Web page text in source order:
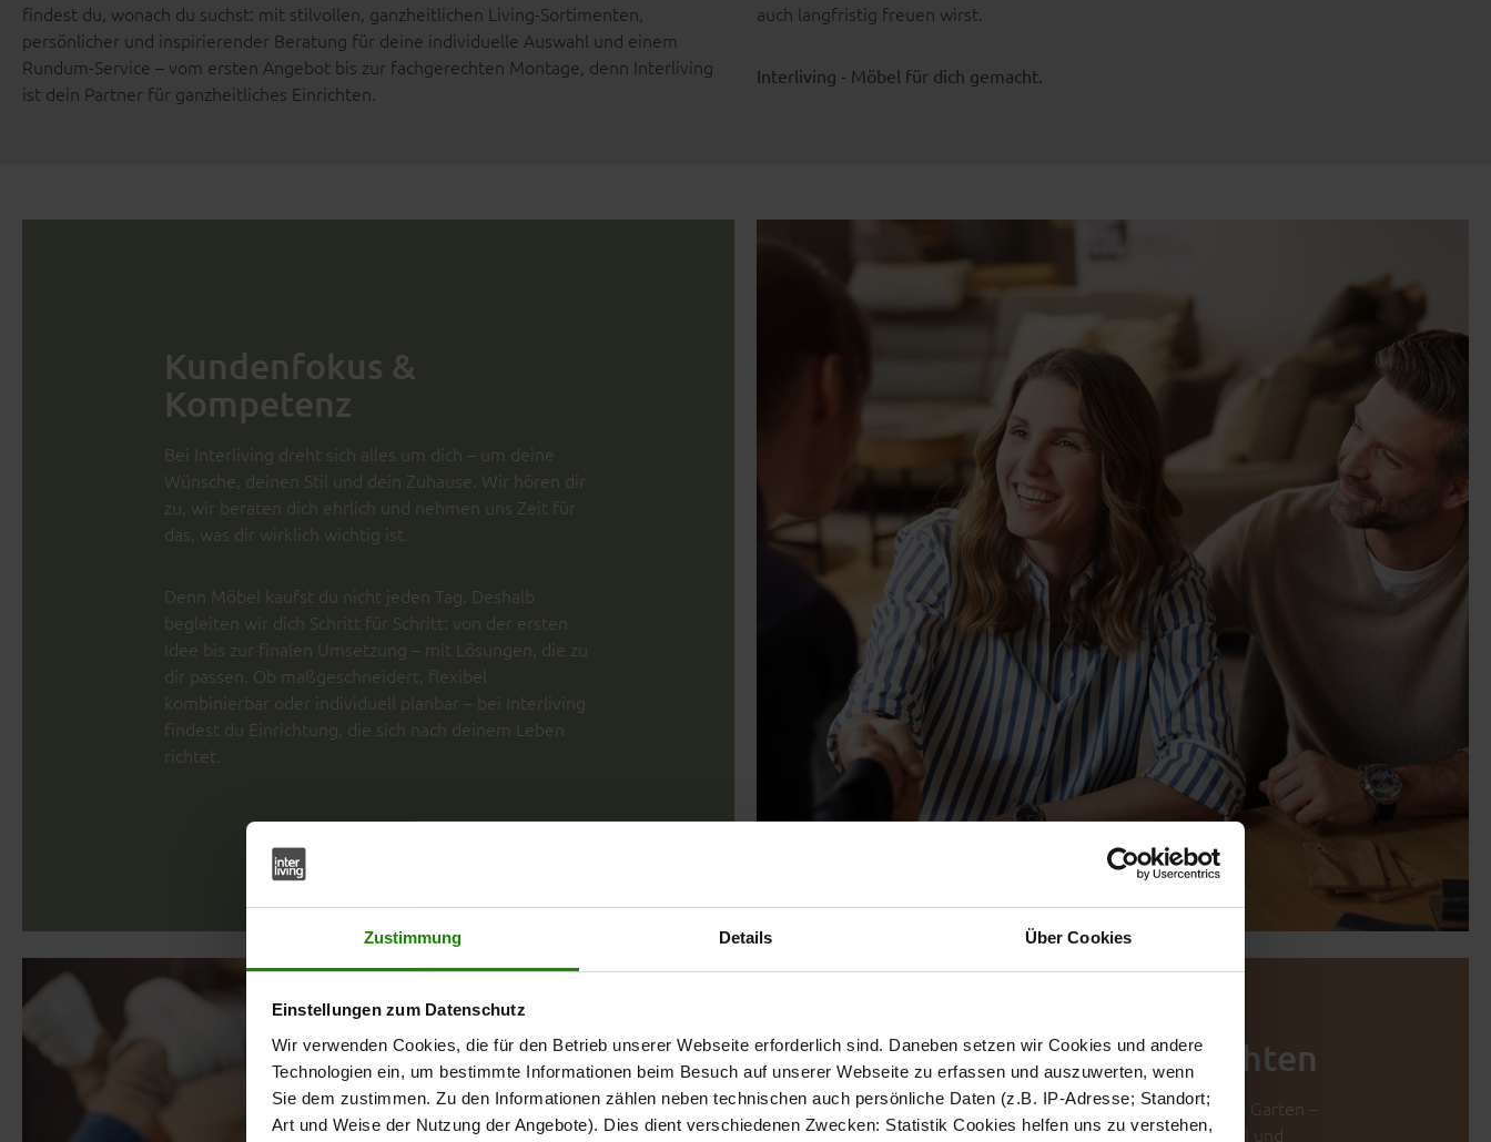
Zustimmung Details Über Cookies
Einstellungen zum Datenschutz
Wir verwenden Cookies, die für den Betrieb unserer Webseite erforderlich sind. Daneben setzen wir Cookies und andere
Technologien ein, um bestimmte Informationen beim Besuch auf unserer Webseite zu erfassen und auszuwerten, wenn
Sie dem zustimmen. Zu den Informationen zählen neben technischen auch persönliche Daten (z.B. IP-Adresse; Standort;
Art und Weise der Nutzung der Angebote). Dies dient verschiedenen Zwecken: Statistik Cookies helfen uns zu verstehen,
findest du, wonach du suchst: mit stilvollen, ganzheitlichen Living-Sortimenten,
persönlicher und inspirierender Beratung für deine individuelle Auswahl und einem
Rundum-Service – vom ersten Angebot bis zur fachgerechten Montage, denn Interliving
ist dein Partner für ganzheitliches Einrichten.
auch langfristig freuen wirst.
Interliving - Möbel für dich gemacht.
Kundenfokus &
Kompetenz
Bei Interliving dreht sich alles um dich – um deine
Wünsche, deinen Stil und dein Zuhause. Wir hören dir
zu, wir beraten dich ehrlich und nehmen uns Zeit für
das, was dir wirklich wichtig ist.
Denn Möbel kaufst du nicht jeden Tag. Deshalb
begleiten wir dich Schritt für Schritt: von der ersten
Idee bis zur finalen Umsetzung – mit Lösungen, die zu
dir passen. Ob maßgeschneidert, flexibel
kombinierbar oder individuell planbar – bei Interliving
findest du Einrichtung, die sich nach deinem Leben
richtet.
Ganzheitliches Einrichten
Ob Küche, Wohnzimmer, Schlafzimmer oder Garten –
bei Interliving findest du hochwertige Möbel und